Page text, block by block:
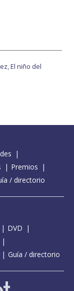
El niño del
Premios
/ directorio
DVD
Guía / directorio